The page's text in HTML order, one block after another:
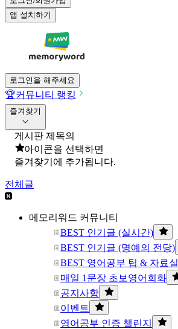
앱 설치하기
로그인을 해주세요
🏆커뮤니티 랭킹
즐겨찾기
게시판 제목의
아이콘을 선택하면
즐겨찾기에 추가됩니다.
전체글
메모리워드 커뮤니티
BEST 인기글 (실시간)
BEST 인기글 (명예의 전당)
BEST 영어공부 팁 & 자료실
매일 1문장 초보영어회화
공지사항
이벤트
영어공부 인증 챌린지